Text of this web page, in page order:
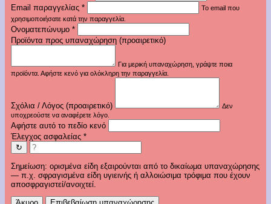
Email παραγγελίας *
Το email που
χρησιμοποιήσατε κατά την παραγγελία.
Ονοματεπώνυμο *
Προϊόντα προς υπαναχώρηση (προαιρετικό)
Για μερική υπαναχώρηση, γράψτε ποια
προϊόντα. Αφήστε κενό για ολόκληρη την παραγγελία.
Σχόλια / Λόγος (προαιρετικό)
Δεν
υποχρεούστε να αναφέρετε λόγο.
Αφήστε αυτό το πεδίο κενό
Έλεγχος ασφαλείας *
↻
Σημείωση: ορισμένα είδη εξαιρούνται από το δικαίωμα υπαναχώρησης
— π.χ. σφραγισμένα είδη υγιεινής ή αλλοιώσιμα τρόφιμα που έχουν
αποσφραγιστεί/ανοιχτεί.